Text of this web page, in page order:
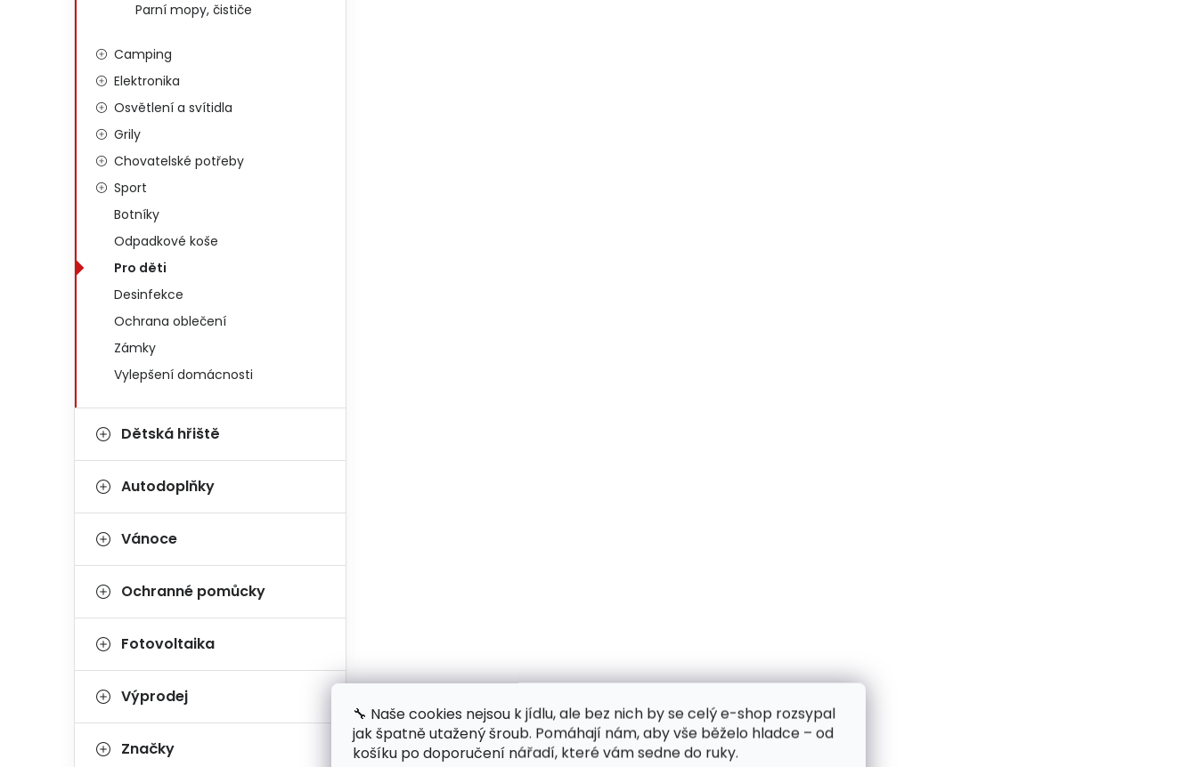
🔧 Naše cookies nejsou k jídlu, ale bez nich by se celý e-shop rozsypal
jak špatně utažený šroub. Pomáhají nám, aby vše běželo hladce – od
košíku po doporučení nářadí, které vám sedne do ruky.
Parní mopy, čističe
Camping
Elektronika
Osvětlení a svítidla
Grily
Chovatelské potřeby
Sport
Botníky
Odpadkové koše
Pro děti
Desinfekce
Ochrana oblečení
Zámky
Vylepšení domácnosti
Dětská hřiště
Autodoplňky
Vánoce
Ochranné pomůcky
Fotovoltaika
Výprodej
Značky